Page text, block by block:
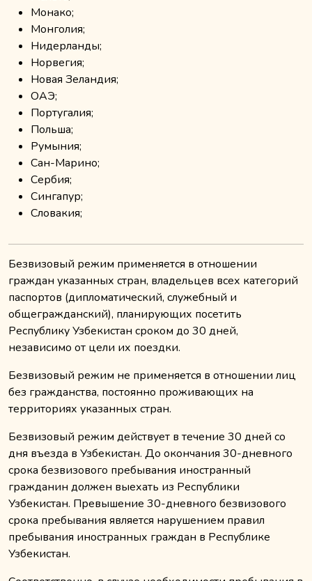
Монако;
Монголия;
Нидерланды;
Норвегия;
Новая Зеландия;
ОАЭ;
Португалия;
Польша;
Румыния;
Сан-Марино;
Сербия;
Сингапур;
Словакия;
Безвизовый режим применяется в отношении
граждан указанных стран, владельцев всех категорий
паспортов (дипломатический, служебный и
общегражданский), планирующих посетить
Республику Узбекистан сроком до 30 дней,
независимо от цели их поездки.
Безвизовый режим не применяется в отношении лиц
без гражданства, постоянно проживающих на
территориях указанных стран.
Безвизовый режим действует в течение 30 дней со
дня въезда в Узбекистан. До окончания 30-дневного
срока безвизового пребывания иностранный
гражданин должен выехать из Республики
Узбекистан. Превышение 30-дневного безвизового
срока пребывания является нарушением правил
пребывания иностранных граждан в Республике
Узбекистан.